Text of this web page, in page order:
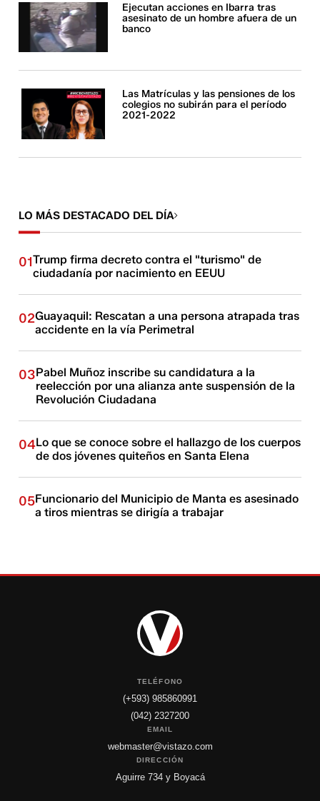
Ejecutan acciones en Ibarra tras
asesinato de un hombre afuera de un
banco
Las Matrículas y las pensiones de los
colegios no subirán para el período
2021-2022
LO MÁS DESTACADO DEL DÍA
01Trump firma decreto contra el "turismo" de
ciudadanía por nacimiento en EEUU
02Guayaquil: Rescatan a una persona atrapada tras
accidente en la vía Perimetral
03Pabel Muñoz inscribe su candidatura a la
reelección por una alianza ante suspensión de la
Revolución Ciudadana
04Lo que se conoce sobre el hallazgo de los cuerpos
de dos jóvenes quiteños en Santa Elena
05Funcionario del Municipio de Manta es asesinado
a tiros mientras se dirigía a trabajar
TELÉFONO
(+593) 985860991
(042) 2327200
EMAIL
webmaster@vistazo.com
DIRECCIÓN
Aguirre 734 y Boyacá